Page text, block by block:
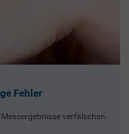
Fehler
verfälschen.